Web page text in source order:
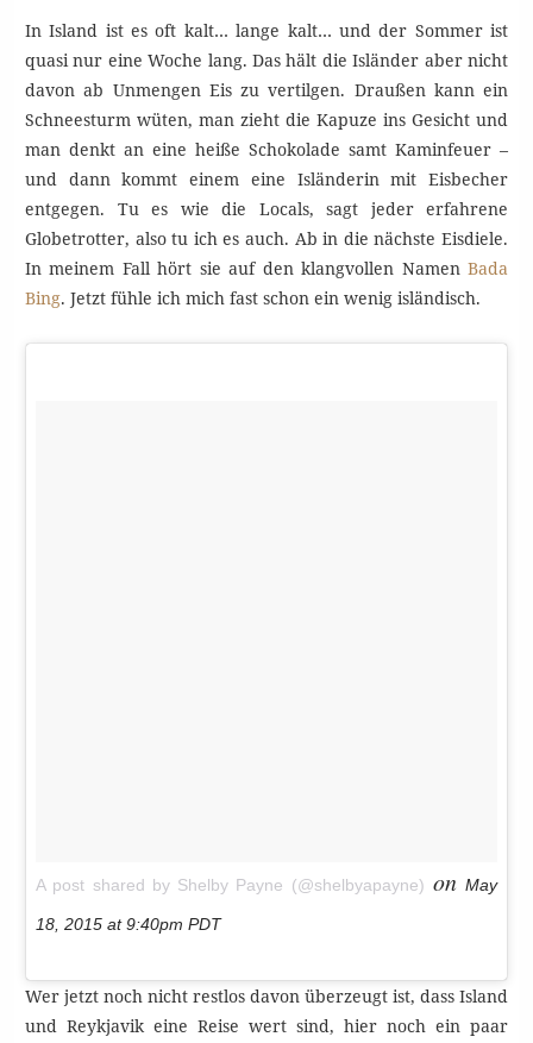
In Island ist es oft kalt… lange kalt… und der Sommer ist
quasi nur eine Woche lang. Das hält die Isländer aber nicht
davon ab Unmengen Eis zu vertilgen. Draußen kann ein
Schneesturm wüten, man zieht die Kapuze ins Gesicht und
man denkt an eine heiße Schokolade samt Kaminfeuer –
und dann kommt einem eine Isländerin mit Eisbecher
entgegen. Tu es wie die Locals, sagt jeder erfahrene
Globetrotter, also tu ich es auch. Ab in die nächste Eisdiele.
In meinem Fall hört sie auf den klangvollen Namen Bada
Bing. Jetzt fühle ich mich fast schon ein wenig isländisch.
A post shared by Shelby Payne (@shelbyapayne) on May
18, 2015 at 9:40pm PDT
Wer jetzt noch nicht restlos davon überzeugt ist, dass Island
und Reykjavik eine Reise wert sind, hier noch ein paar